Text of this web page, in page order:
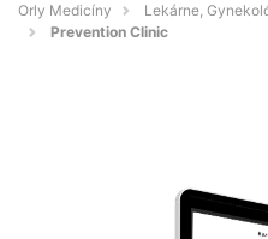
Orly Medicíny
Lekárne,
Prevention Clinic